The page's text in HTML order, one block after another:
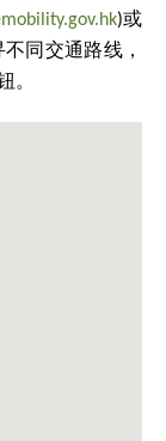
)或
同交通路线，
。